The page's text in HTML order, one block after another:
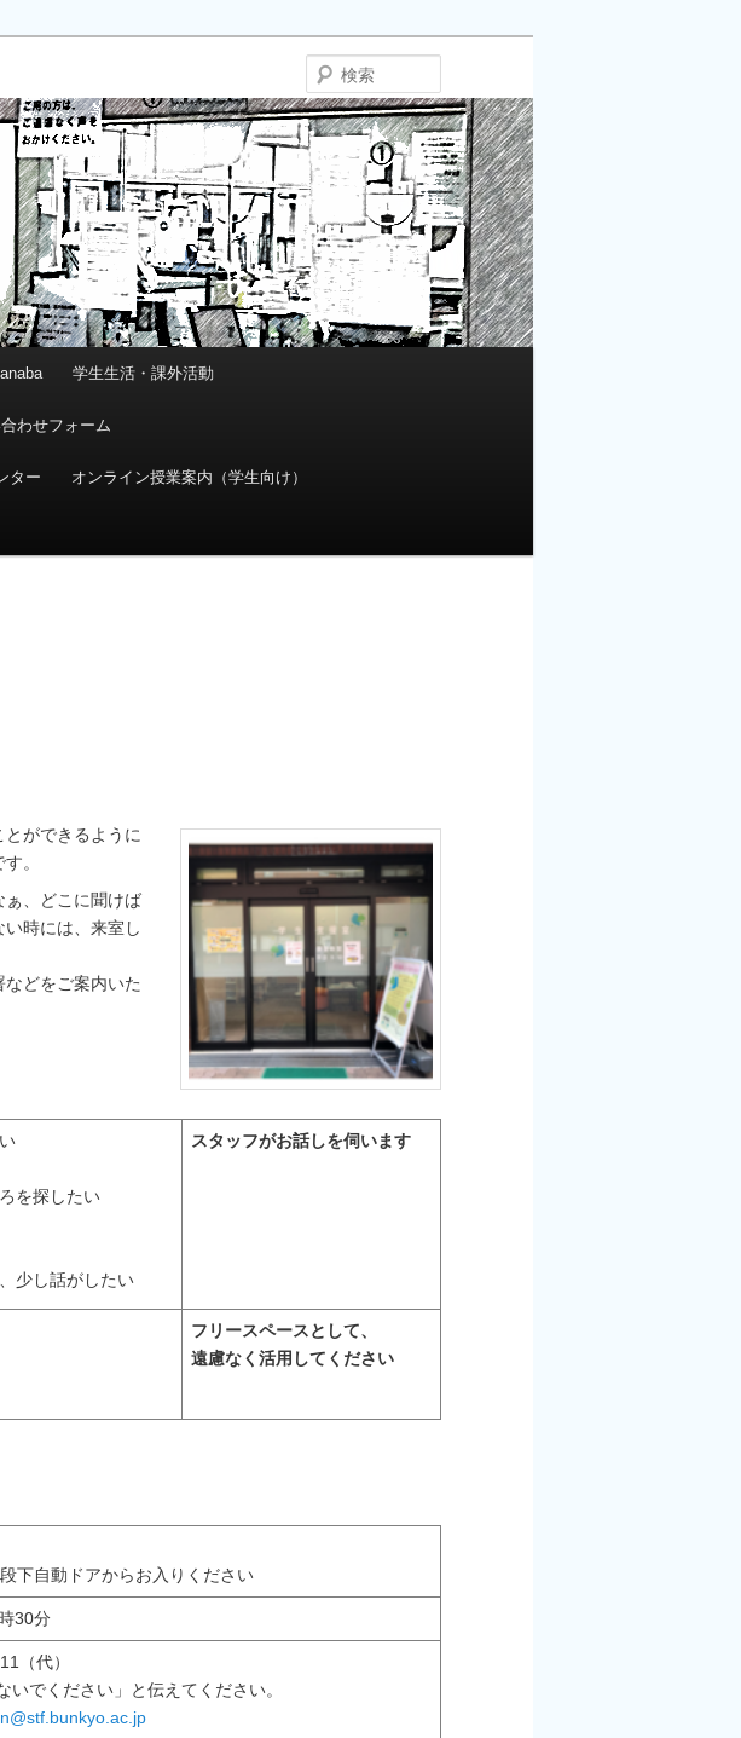
索
学生生活・課外活動
わせフォーム
ター オンライン授業案内（学生向け）
とができるように
。
ぁ、どこに聞けば
時には、来室し
どをご案内いた
を探したい
少し話がしたい
スタッフがお話しを伺います
フリースペースとして、
遠慮なく活用してください
下自動ドアからお入りください
30分
（代）
でください」と伝えてください。